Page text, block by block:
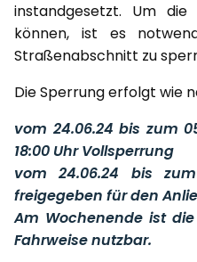
instandgesetzt. Um
können, ist es
Straßenabschnitt zu
Die Sperrung erfolgt wie
vom 24.06.24 bis zum
18:00 Uhr Vollsperrung
vom 24.06.24 bis
freigegeben für den
Am Wochenende ist
Fahrweise nutzbar.